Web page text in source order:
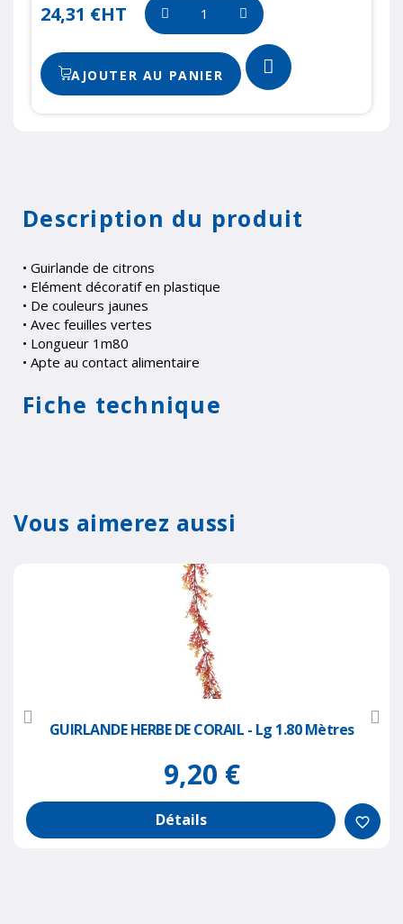
24,31 €HT
AJOUTER AU PANIER
Description du produit
• Guirlande de citrons
• Elément décoratif en plastique
• De couleurs jaunes
• Avec feuilles vertes
• Longueur 1m80
• Apte au contact alimentaire
Fiche technique
Vous aimerez aussi
GUIRLANDE HERBE DE CORAIL - Lg 1.80 Mètres
9,20 €
Détails favorite_border